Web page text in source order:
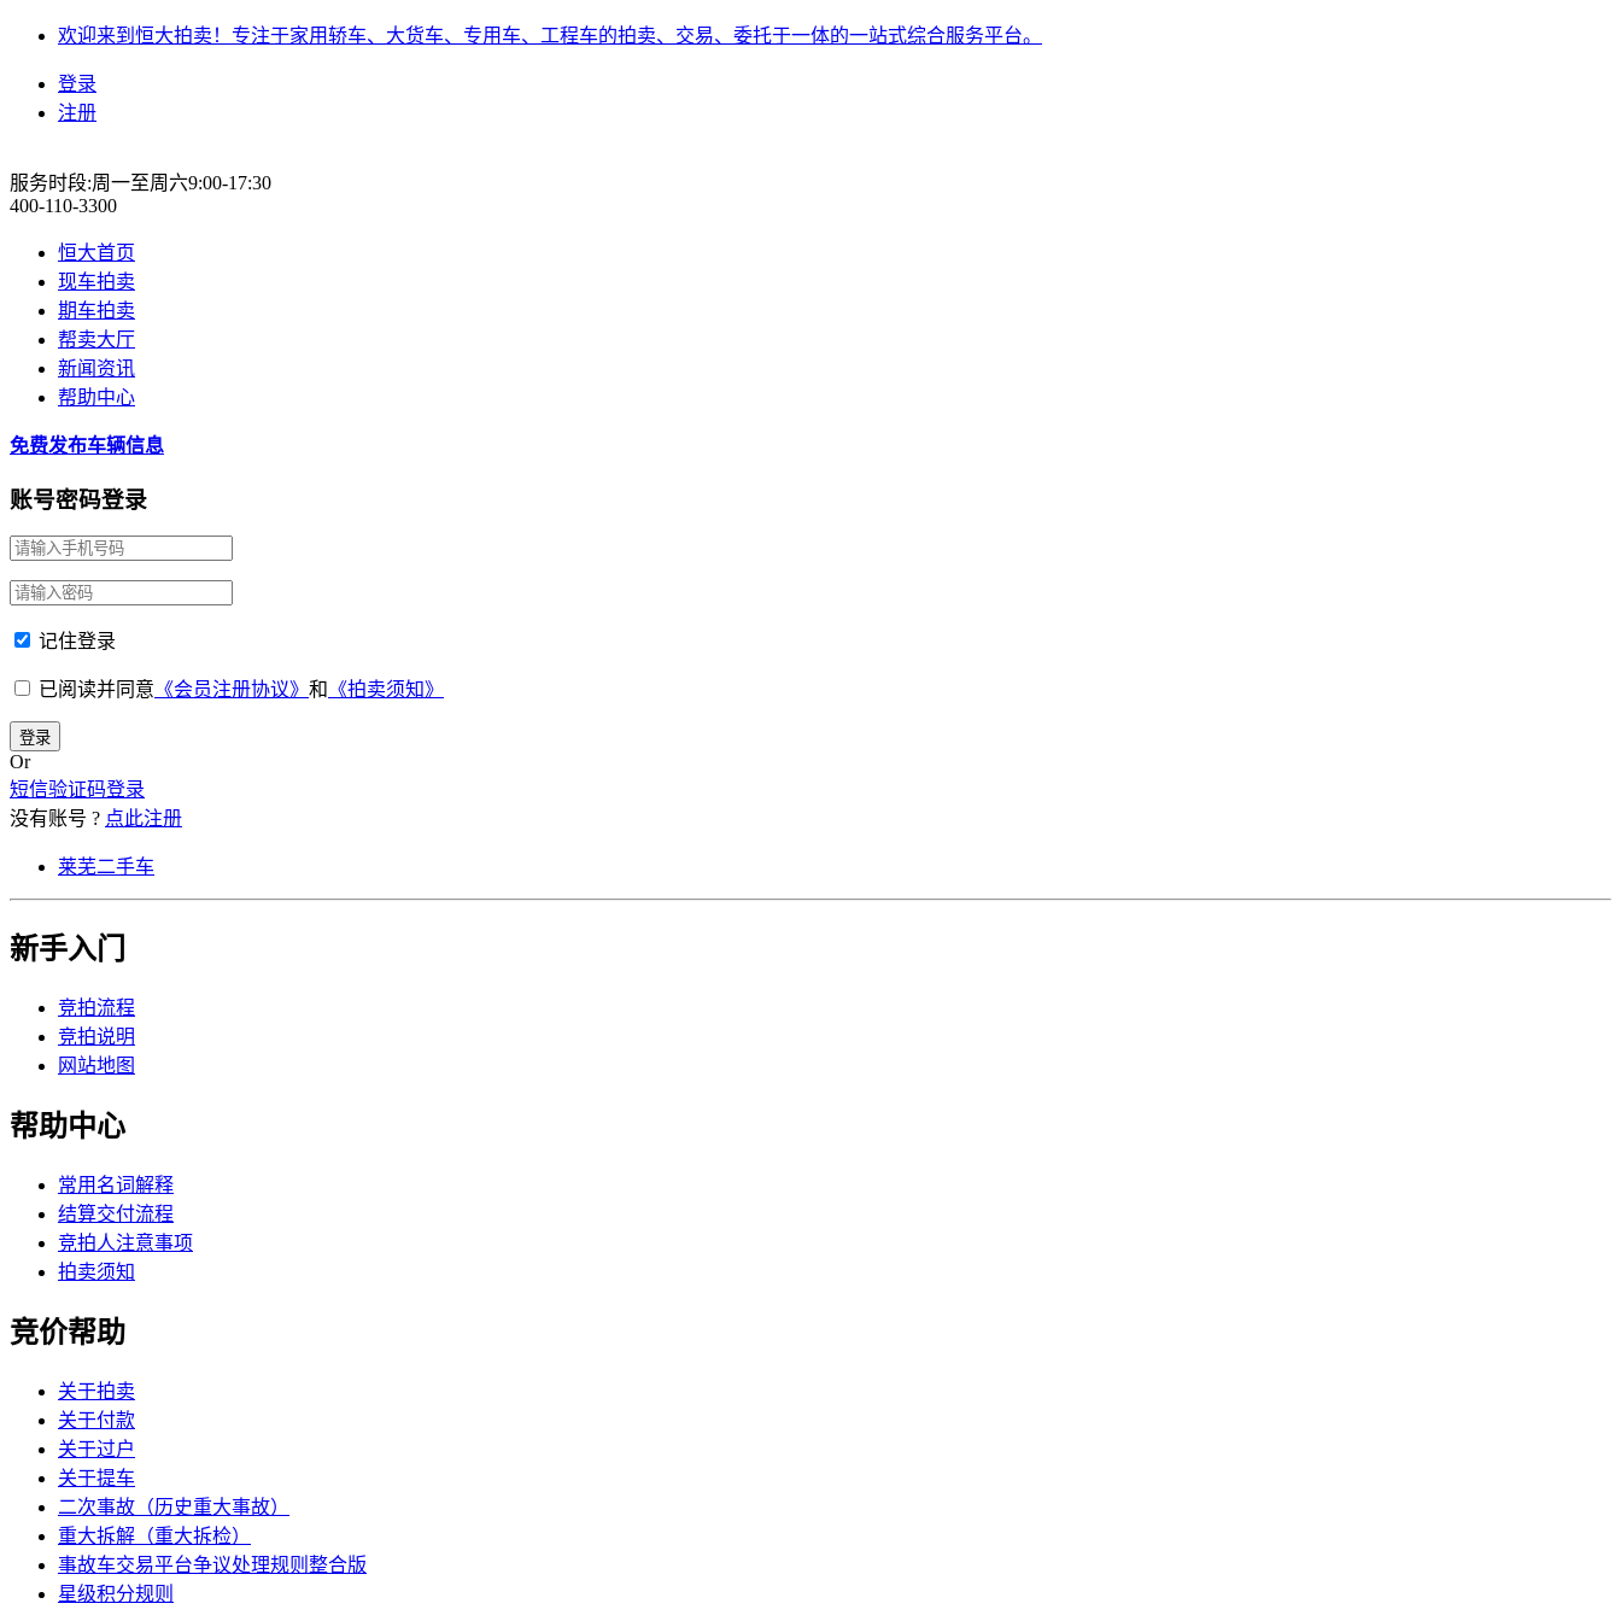
欢迎来到恒大拍卖！专注于家用轿车、大货车、专用车、工程车的拍卖、交易、委托于一体的一站式综合服务平台。
登录
注册
服务时段:周一至周六9:00-17:30
400-110-3300
恒大首页
现车拍卖
期车拍卖
帮卖大厅
新闻资讯
帮助中心
免费发布车辆信息
账号密码登录
记住登录
已阅读并同意 《会员注册协议》 和 《拍卖须知》
登录
Or
短信验证码登录
没有账号 ? 点此注册
莱芜二手车
新手入门
竞拍流程
竞拍说明
网站地图
帮助中心
常用名词解释
结算交付流程
竞拍人注意事项
拍卖须知
竞价帮助
关于拍卖
关于付款
关于过户
关于提车
二次事故（历史重大事故）
重大拆解（重大拆检）
事故车交易平台争议处理规则整合版
星级积分规则